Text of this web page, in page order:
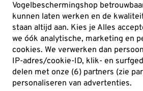
Vogelbeschermingshop
kunnen laten werken en de
staan altijd aan. Kies je Alles
we óók analytische, marketing en
cookies. We verwerken dan
IP-adres/cookie-ID, klik- en
delen met onze (6) partners (zie
personaliseren van advertenties.